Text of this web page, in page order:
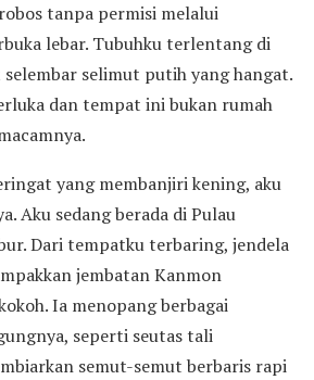
tanpa permisi melalui
lebar. Tubuhku terlentang di
selimut putih yang hangat.
dan tempat ini bukan rumah
yang membanjiri kening, aku
Aku sedang berada di Pulau
Dari tempatku terbaring, jendela
jembatan Kanmon
Ia menopang berbagai
seperti seutas tali
semut-semut berbaris rapi